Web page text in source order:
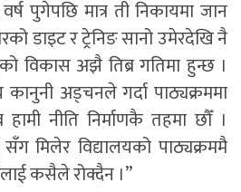
पुगेपछि मात्र ती निकायमा जान
डाइट र ट्रेनिङ सानो उमेरदेखि नै
विकास अझै तिब्र गतिमा हुन्छ ।
अड्चनले गर्दा पाठ्यक्रममा
नीति निर्माणकै तहमा छौँ ।
मिलेर विद्यालयको पाठ्यक्रममै
कसैले रोक्दैन ।”